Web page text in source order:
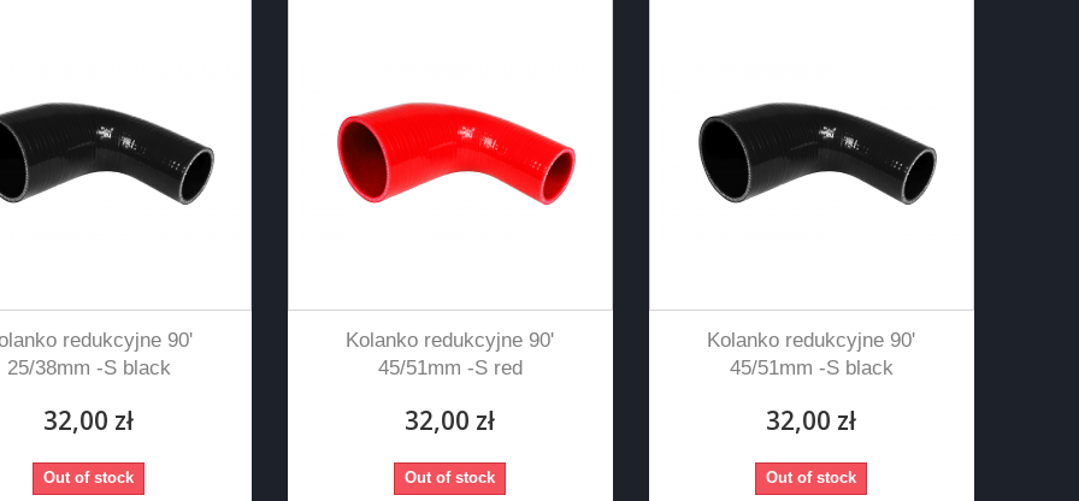
redukcyjne 90'
25/38mm -S black
32,00 zł
Out of stock
Kolanko redukcyjne 90'
45/51mm -S red
32,00 zł
Out of stock
Kolanko redukcyjne 90'
45/51mm -S black
32,00 zł
Out of stock